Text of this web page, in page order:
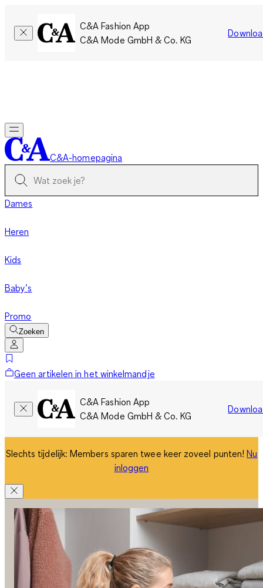
C&A Fashion App
C&A Mode GmbH & Co. KG
C&A-homepagina
Dames
Heren
Kids
Baby’s
Promo
Zoeken
Geen artikelen in het winkelmandje
C&A Fashion App
C&A Mode GmbH & Co. KG
Slechts tijdelijk: Members sparen twee keer zoveel punten!Nu
inloggen